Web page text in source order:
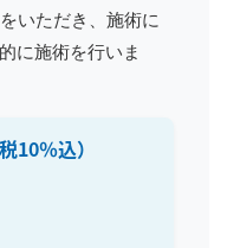
いただき、施術に
に施術を行いま
10％込）